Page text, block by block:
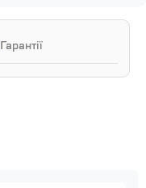
Гарантії